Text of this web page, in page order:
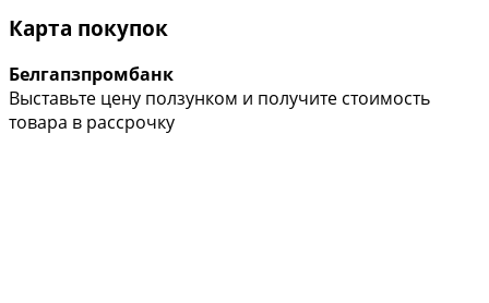
Карта покупок
Белгапзпромбанк
Выставьте цену ползунком и получите стоимость
товара в рассрочку